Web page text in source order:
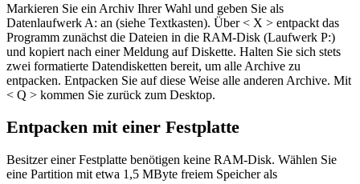
Markieren Sie ein Archiv Ihrer Wahl und geben Sie als
Datenlaufwerk A: an (siehe Textkasten). Über < X > entpackt das
Programm zunächst die Dateien in die RAM-Disk (Laufwerk P:)
und kopiert nach einer Meldung auf Diskette. Halten Sie sich stets
zwei formatierte Datendisketten bereit, um alle Archive zu
entpacken. Entpacken Sie auf diese Weise alle anderen Archive. Mit
< Q > kommen Sie zurück zum Desktop.
Entpacken mit einer Festplatte
Besitzer einer Festplatte benötigen keine RAM-Disk. Wählen Sie
eine Partition mit etwa 1,5 MByte freiem Speicher als